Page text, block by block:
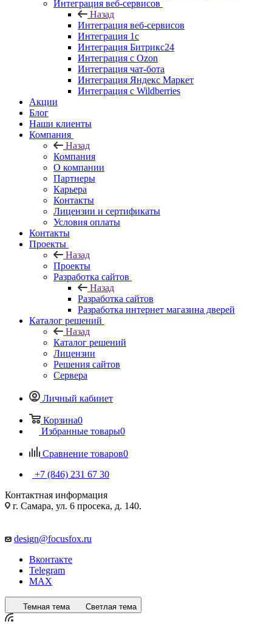
Интеграция веб-сервисов
Назад
Интеграция веб-сервисов
Интеграция 1с
Интеграция Битрикс24
Интеграция с Ozon
Интеграция чат-бота
Интеграция Яндекс Маркет
Интеграция с Wildberries
Акции
Блог
Наши клиенты
Компания
Назад
Компания
О компании
Партнеры
Карьера
Контакты
Лицензии и сертификаты
Условия оплаты
Контакты
Проекты
Назад
Проекты
Разработка сайтов
Назад
Разработка сайтов
Разработка интернет магазина дверей
Каталог решений
Назад
Каталог решений
Лицензии
Решения сайтов
Сервера
Личный кабинет
Корзина0
Избранные товары0
Сравнение товаров0
+7 (846) 231 67 30
Контактная информация
г. Самара, ул. 6 просека, д. 140.
design@focusfox.ru
Вконтакте
Telegram
MAX
Темная тема Светлая тема